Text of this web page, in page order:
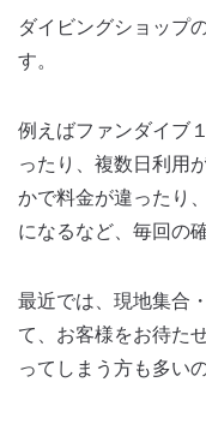
ダイビングショップ
す。
例えばファンダイブ
ったり、複数日利用
かで料金が違ったり
になるなど、毎回の
最近では、現地集合
て、お客様をお待た
ってしまう方も多い